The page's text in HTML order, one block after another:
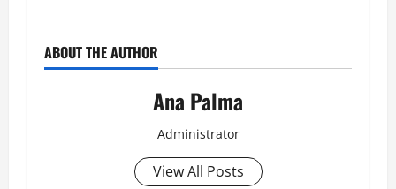
ABOUT THE AUTHOR
Ana Palma
Administrator
View All Posts